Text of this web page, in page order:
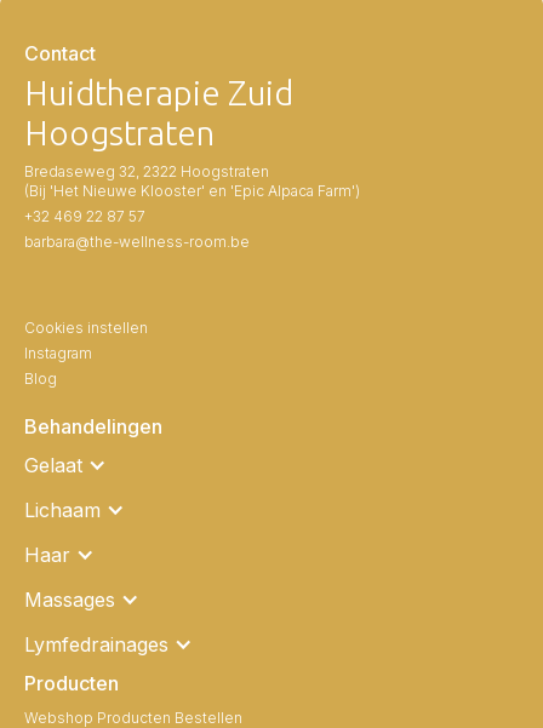
Contact
Huidtherapie Zuid
Hoogstraten
Bredaseweg 32, 2322 Hoogstraten
(Bij 'Het Nieuwe Klooster' en 'Epic Alpaca Farm')
+32 469 22 87 57
barbara@the-wellness-room.be
Cookies instellen
Instagram
Blog
Behandelingen
Gelaat
Lichaam
Haar
Massages
Lymfedrainages
Producten
Webshop Producten Bestellen